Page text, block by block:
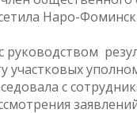
Наро-
участковых
с